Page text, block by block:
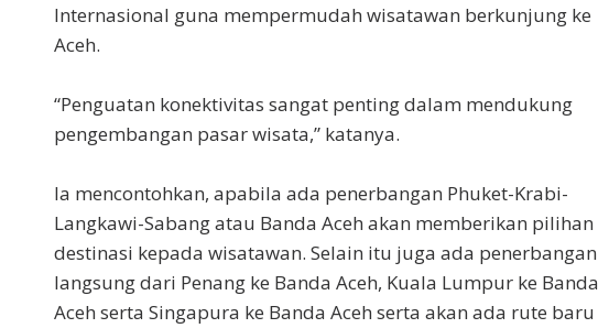
Internasional guna mempermudah wisatawan berkunjung ke
Aceh.
“Penguatan konektivitas sangat penting dalam mendukung
pengembangan pasar wisata,” katanya.
Ia mencontohkan, apabila ada penerbangan Phuket-Krabi-
Langkawi-Sabang atau Banda Aceh akan memberikan pilihan
destinasi kepada wisatawan. Selain itu juga ada penerbangan
langsung dari Penang ke Banda Aceh, Kuala Lumpur ke Banda
Aceh serta Singapura ke Banda Aceh serta akan ada rute baru